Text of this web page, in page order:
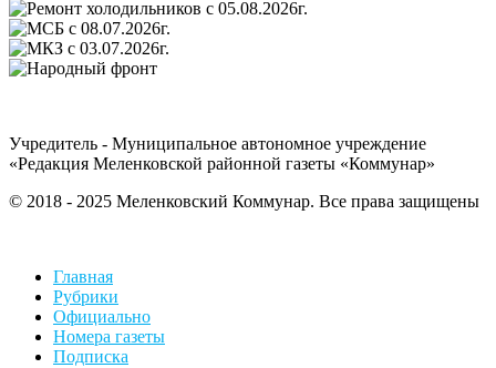
Учредитель - Муниципальное автономное учреждение
«Редакция Меленковской районной газеты «Коммунар»
© 2018 - 2025 Меленковский Коммунар. Все права защищены
Главная
Рубрики
Официально
Номера газеты
Подписка